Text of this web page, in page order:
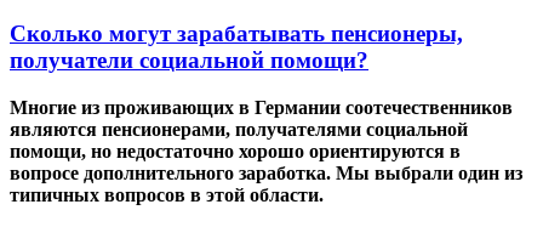
Сколько могут зарабатывать пенсионеры,
получатели социальной помощи?
Многие из проживающих в Германии соотечественников
являются пенсионерами, получателями социальной
помощи, но недостаточно хорошо ориентируются в
вопросе дополнительного заработка. Мы выбрали один из
типичных вопросов в этой области.